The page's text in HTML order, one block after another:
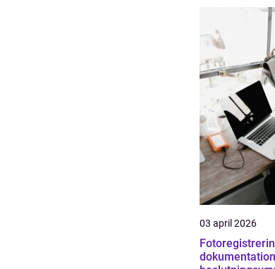
03 april 2026